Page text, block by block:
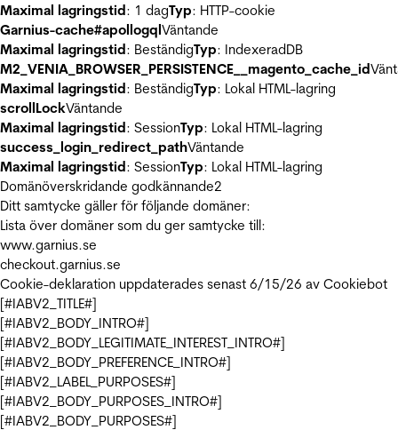
Maximal lagringstid: 1 dagTyp: HTTP-cookie
Garnius-cache#apollogqlVäntande
Maximal lagringstid: BeständigTyp: IndexeradDB
M2_VENIA_BROWSER_PERSISTENCE__magento_cache_id
Maximal lagringstid: BeständigTyp: Lokal HTML-lagring
scrollLockVäntande
Maximal lagringstid: SessionTyp: Lokal HTML-lagring
success_login_redirect_pathVäntande
Maximal lagringstid: SessionTyp: Lokal HTML-lagring
Domänöverskridande godkännande2
Ditt samtycke gäller för följande domäner:
Lista över domäner som du ger samtycke till:
www.garnius.se
checkout.garnius.se
Cookie-deklaration uppdaterades senast 6/15/26 av Cookiebot
[#IABV2_TITLE#]
[#IABV2_BODY_INTRO#]
[#IABV2_BODY_LEGITIMATE_INTEREST_INTRO#]
[#IABV2_BODY_PREFERENCE_INTRO#]
[#IABV2_LABEL_PURPOSES#]
[#IABV2_BODY_PURPOSES_INTRO#]
[#IABV2_BODY_PURPOSES#]